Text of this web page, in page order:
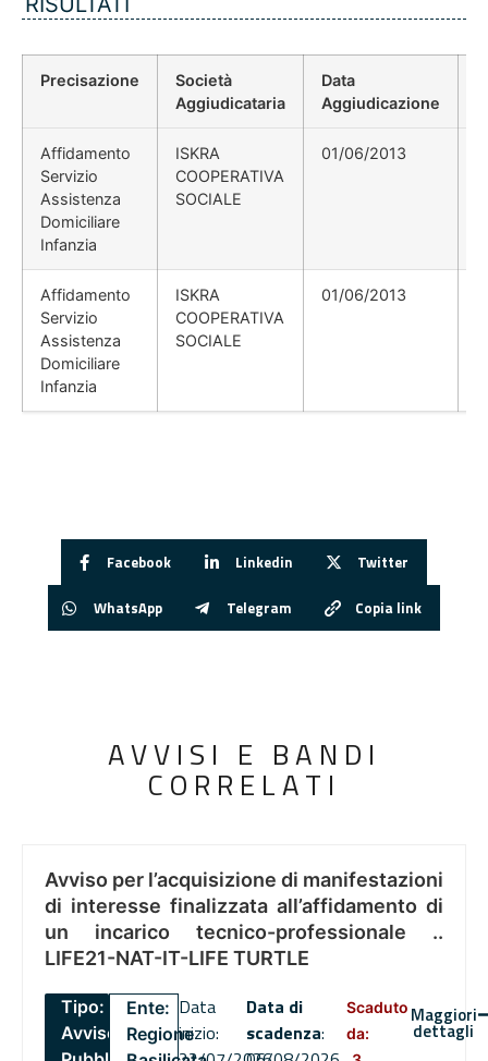
Precisazione
Società
Aggiudicataria
Data
Aggiudicazione
Affidamento
Servizio
Assistenza
Domiciliare
Infanzia
ISKRA
COOPERATIVA
SOCIALE
01/06/2013
Affidamento
Servizio
Assistenza
Domiciliare
Infanzia
ISKRA
COOPERATIVA
SOCIALE
01/06/2013
Facebook Linkedin Twitter
WhatsApp Telegram Copia link
AVVISI E BANDI
CORRELATI
Avviso per l’acquisizione di manifestazioni
di interesse finalizzata all’affidamento di
un incarico tecnico-professionale ..
LIFE21-NAT-IT-LIFE TURTLE
Tipo:
Avviso
Ente:
Regione
Data
inizio:
Data di
scadenza:
Scaduto
da:
Maggiori
dettagli